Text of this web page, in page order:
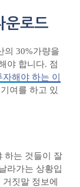
운로드
의 30%가량을
야 합니다. 점
해야 하는 이
여를 하고 있
하는 것들이 잘
라가는 상황입
거짓말 정보에